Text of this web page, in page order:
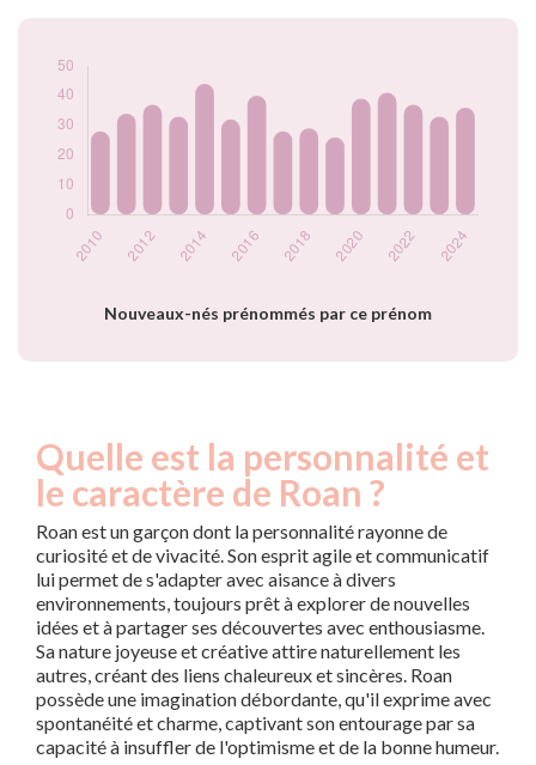
Nouveaux-nés prénommés par ce prénom
Popularité du
2019
2020
2021
41
2022
2023
36
Quelle est la personnalité et
le caractère de Roan ?
Roan est un garçon dont la personnalité rayonne de
curiosité et de vivacité. Son esprit agile et communicatif
lui permet de s'adapter avec aisance à divers
environnements, toujours prêt à explorer de nouvelles
idées et à partager ses découvertes avec enthousiasme.
Sa nature joyeuse et créative attire naturellement les
autres, créant des liens chaleureux et sincères. Roan
possède une imagination débordante, qu'il exprime avec
spontanéité et charme, captivant son entourage par sa
capacité à insuffler de l'optimisme et de la bonne humeur.